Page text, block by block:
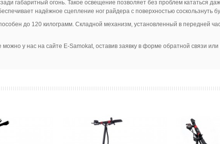
габаритный огонь. Такое освещение позволяет без проблем кататься
надёжное сцепление ног райдера с поверхностью соскользнуть
до 120 килограмм. Складной механизм, установленный в передней
можно у нас на сайте E-Samokat, оставив заявку в форме обратной связи